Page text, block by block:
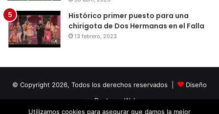
Histórico primer puesto para una
chirigota de Dos Hermanas en el Falla
13 febrero, 2023
© Copyright 2026, Todos los derechos reservados |
Diseño
por Doctores Web
Utilizamos cookies para asegurar que damos la mejor